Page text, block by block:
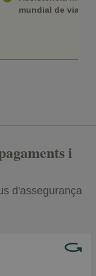
mundial de
i
d'assegurança
el primer día,